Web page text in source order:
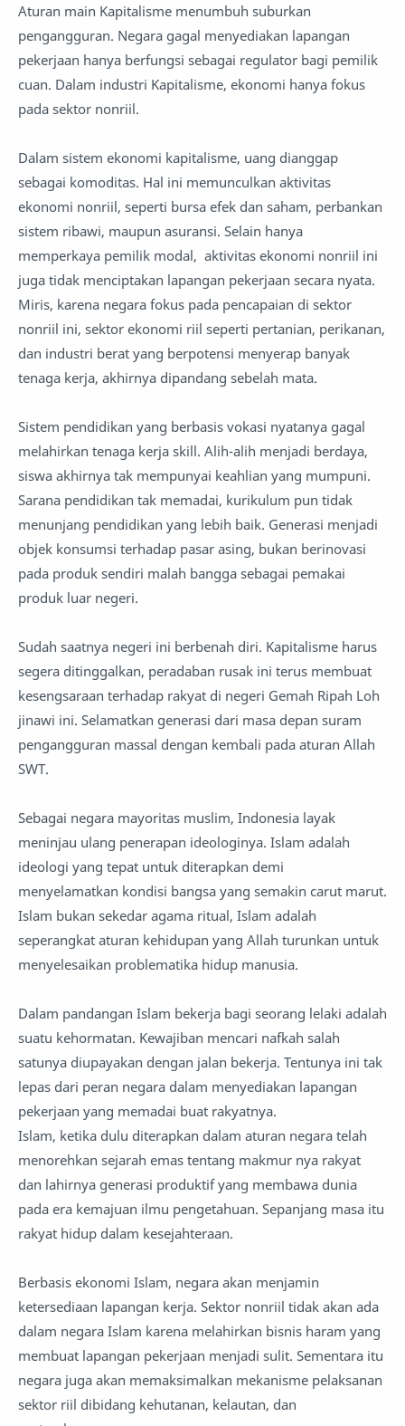
Aturan main Kapitalisme menumbuh suburkan
pengangguran. Negara gagal menyediakan lapangan
pekerjaan hanya berfungsi sebagai regulator bagi pemilik
cuan. Dalam industri Kapitalisme, ekonomi hanya fokus
pada sektor nonriil.
Dalam sistem ekonomi kapitalisme, uang dianggap
sebagai komoditas. Hal ini memunculkan aktivitas
ekonomi nonriil, seperti bursa efek dan saham, perbankan
sistem ribawi, maupun asuransi. Selain hanya
memperkaya pemilik modal, aktivitas ekonomi nonriil ini
juga tidak menciptakan lapangan pekerjaan secara nyata.
Miris, karena negara fokus pada pencapaian di sektor
nonriil ini, sektor ekonomi riil seperti pertanian, perikanan,
dan industri berat yang berpotensi menyerap banyak
tenaga kerja, akhirnya dipandang sebelah mata.
Sistem pendidikan yang berbasis vokasi nyatanya gagal
melahirkan tenaga kerja skill. Alih-alih menjadi berdaya,
siswa akhirnya tak mempunyai keahlian yang mumpuni.
Sarana pendidikan tak memadai, kurikulum pun tidak
menunjang pendidikan yang lebih baik. Generasi menjadi
objek konsumsi terhadap pasar asing, bukan berinovasi
pada produk sendiri malah bangga sebagai pemakai
produk luar negeri.
Sudah saatnya negeri ini berbenah diri. Kapitalisme harus
segera ditinggalkan, peradaban rusak ini terus membuat
kesengsaraan terhadap rakyat di negeri Gemah Ripah Loh
jinawi ini. Selamatkan generasi dari masa depan suram
pengangguran massal dengan kembali pada aturan Allah
SWT.
Sebagai negara mayoritas muslim, Indonesia layak
meninjau ulang penerapan ideologinya. Islam adalah
ideologi yang tepat untuk diterapkan demi
menyelamatkan kondisi bangsa yang semakin carut marut.
Islam bukan sekedar agama ritual, Islam adalah
seperangkat aturan kehidupan yang Allah turunkan untuk
menyelesaikan problematika hidup manusia.
Dalam pandangan Islam bekerja bagi seorang lelaki adalah
suatu kehormatan. Kewajiban mencari nafkah salah
satunya diupayakan dengan jalan bekerja. Tentunya ini tak
lepas dari peran negara dalam menyediakan lapangan
pekerjaan yang memadai buat rakyatnya.
Islam, ketika dulu diterapkan dalam aturan negara telah
menorehkan sejarah emas tentang makmur nya rakyat
dan lahirnya generasi produktif yang membawa dunia
pada era kemajuan ilmu pengetahuan. Sepanjang masa itu
rakyat hidup dalam kesejahteraan.
Berbasis ekonomi Islam, negara akan menjamin
ketersediaan lapangan kerja. Sektor nonriil tidak akan ada
dalam negara Islam karena melahirkan bisnis haram yang
membuat lapangan pekerjaan menjadi sulit. Sementara itu
negara juga akan memaksimalkan mekanisme pelaksanan
sektor riil dibidang kehutanan, kelautan, dan